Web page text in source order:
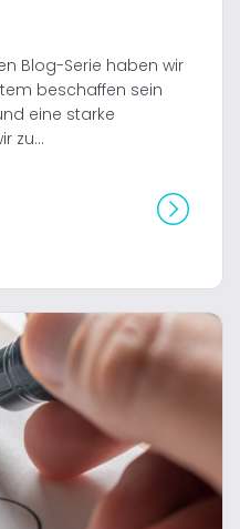
Blog-Serie haben wir
beschaffen sein
eine starke
zu...